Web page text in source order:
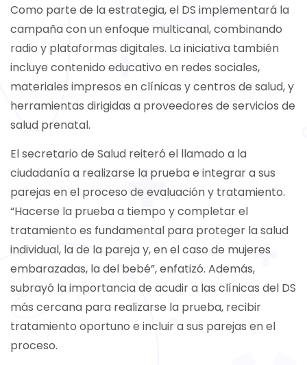
Como parte de la estrategia, el DS implementará la
campaña con un enfoque multicanal, combinando
radio y plataformas digitales. La iniciativa también
incluye contenido educativo en redes sociales,
materiales impresos en clínicas y centros de salud, y
herramientas dirigidas a proveedores de servicios de
salud prenatal.
El secretario de Salud reiteró el llamado a la
ciudadanía a realizarse la prueba e integrar a sus
parejas en el proceso de evaluación y tratamiento.
“Hacerse la prueba a tiempo y completar el
tratamiento es fundamental para proteger la salud
individual, la de la pareja y, en el caso de mujeres
embarazadas, la del bebé”, enfatizó. Además,
subrayó la importancia de acudir a las clínicas del DS
más cercana para realizarse la prueba, recibir
tratamiento oportuno e incluir a sus parejas en el
proceso.